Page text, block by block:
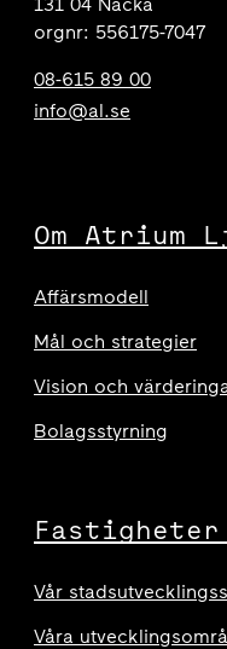
orgnr: 556175-7047
08-615 89 00
info@al.se
Om Atrium
Affärsmodell
Mål och strategier
Vision och
Bolagsstyrning
Vår
Våra